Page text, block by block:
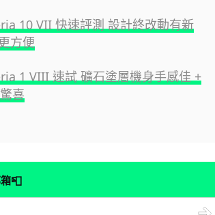
10 VII 快速評測 設計終改動有新
方便
1 VIII 速試 礦石塗層機身手感佳 +
喜
📮